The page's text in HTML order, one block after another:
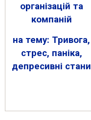
організацій та
компаній
на тему: Тривога,
стрес, паніка,
депресивні стани